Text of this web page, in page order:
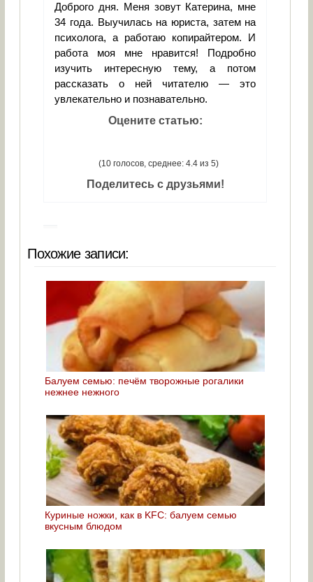
Доброго дня. Меня зовут Катерина, мне
34 года. Выучилась на юриста, затем на
психолога, а работаю копирайтером. И
работа моя мне нравится! Подробно
изучить интересную тему, а потом
рассказать о ней читателю — это
увлекательно и познавательно.
Оцените статью:
(10 голосов, среднее: 4.4 из 5)
Поделитесь с друзьями!
Похожие записи:
Балуем семью: печём творожные рогалики
нежнее нежного
Куриные ножки, как в KFC: балуем семью
вкусным блюдом